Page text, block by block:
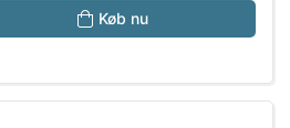
Køb nu